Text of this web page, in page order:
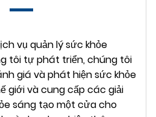
vụ quản lý sức khỏe
tôi tự phát triển, chúng tôi
giá và phát hiện sức khỏe
giới và cung cấp các giải
sáng tạo một cửa cho